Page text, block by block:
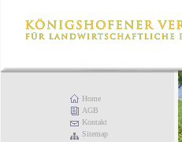
Home
AGB
Kontakt
Sitemap